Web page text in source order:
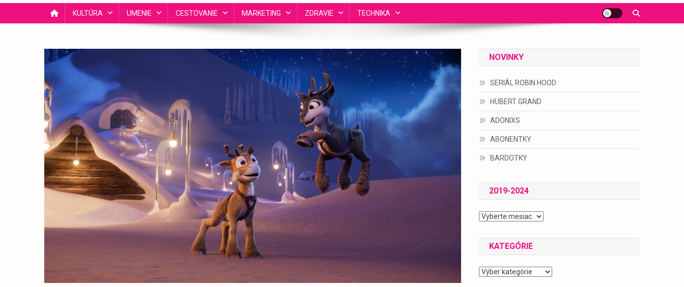
KULTÚRA UMENIE CESTOVANIE MARKETING ZDRAVIE TECHNIKA
NOVINKY
SERIÁL ROBIN HOOD
HUBERT GRAND
ADONIXS
ABONENTKY
BARDOTKY
2019-2024
2019-
KATEGÓRIE
Kategórie